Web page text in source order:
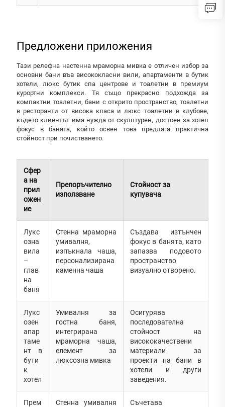
Предложени приложения
Тази релефна настенна мраморна мивка е отличен избор за
основни бани във висококласни вили, апартаменти в бутик
хотели, люкс бутик спа центрове и тоалетни в премиум
курортни комплекси. Тя също прекрасно подхожда за
компактни тоалетни, бани с открито пространство, тоалетни
в ресторанти от висока класа и люкс тоалетни в клубове,
където клиентът има нужда от скулптурен, достоен за хотел
фокус в банята, който освен това предлага практична
стойност при почистването.
Сфер
а на
прил
ожен
ие
Препоръчително
използване
Стойност за
купувача
Лукс
озна
вила
–
глав
на
баня
Стенна мраморна
умивалня,
изпъкнала чаша,
персонализирана
каменна чаша
Създава изтънчен
фокус в банята, като
запазва подовото
пространство
визуално отворено.
Лукс
озен
апар
таме
нт в
бути
к
хотел
Умивалня за
гостна баня,
интегрирана
мраморна чаша,
елемент за
люксозна мивка
Осигурява
последователна
стойност на
висококачествени
материали за
проекти на бани в
хотели и други
заведения.
Прем
Стенна умивалня
Съчетава